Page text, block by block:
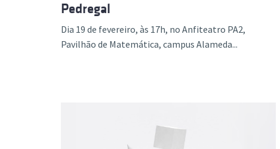
Pedregal
Dia 19 de fevereiro, às 17h, no Anfiteatro PA2,
Pavilhão de Matemática, campus Alameda...